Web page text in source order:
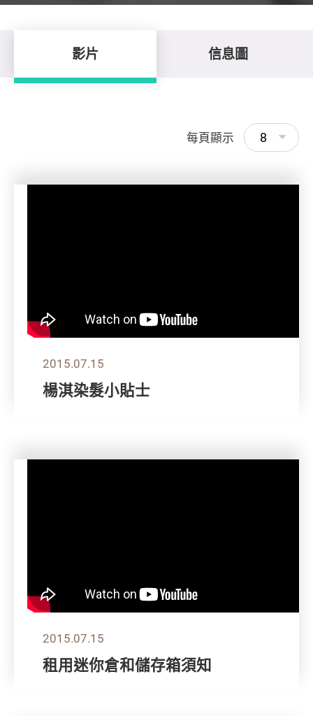
影片 信息圖
每頁顯示 8
2015.07.15
楊淇染髮小貼士
2015.07.15
租用迷你倉和儲存箱須知